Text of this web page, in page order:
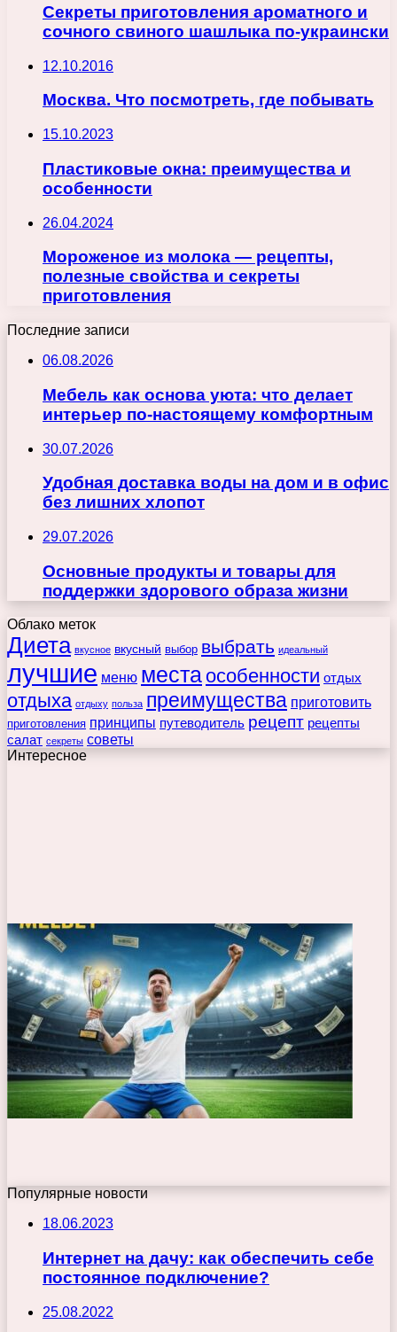
Секреты приготовления ароматного и
сочного свиного шашлыка по-украински
12.10.2016
Москва. Что посмотреть, где побывать
15.10.2023
Пластиковые окна: преимущества и
особенности
26.04.2024
Мороженое из молока — рецепты,
полезные свойства и секреты
приготовления
Последние записи
06.08.2026
Мебель как основа уюта: что делает
интерьер по-настоящему комфортным
30.07.2026
Удобная доставка воды на дом и в офис
без лишних хлопот
29.07.2026
Основные продукты и товары для
поддержки здорового образа жизни
Облако меток
Диета вкусное вкусный выбор выбрать идеальный
лучшие меню места особенности отдых
отдыха отдыху польза преимущества приготовить
приготовления принципы путеводитель рецепт рецепты
салат секреты советы
Интересное
Популярные новости
18.06.2023
Интернет на дачу: как обеспечить себе
постоянное подключение?
25.08.2022